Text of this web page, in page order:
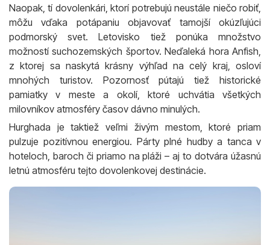
Naopak, tí dovolenkári, ktorí potrebujú neustále niečo robiť,
môžu vďaka potápaniu objavovať tamojší okúzľujúci
podmorský svet. Letovisko tiež ponúka množstvo
možností suchozemských športov. Neďaleká hora Anfish,
z ktorej sa naskytá krásny výhľad na celý kraj, osloví
mnohých turistov. Pozornosť pútajú tiež historické
pamiatky v meste a okolí, ktoré uchvátia všetkých
milovníkov atmosféry časov dávno minulých.
Hurghada je taktiež veľmi živým mestom, ktoré priam
pulzuje pozitívnou energiou. Párty plné hudby a tanca v
hoteloch, baroch či priamo na pláži – aj to dotvára úžasnú
letnú atmosféru tejto dovolenkovej destinácie.